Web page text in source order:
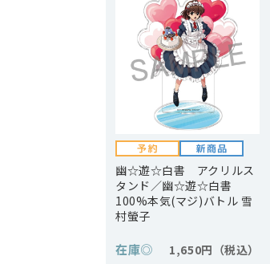
幽☆遊☆白書 アクリルス
タンド／幽☆遊☆白書
100%本気(マジ)バトル 雪
村螢子
在庫◎ 1,650円